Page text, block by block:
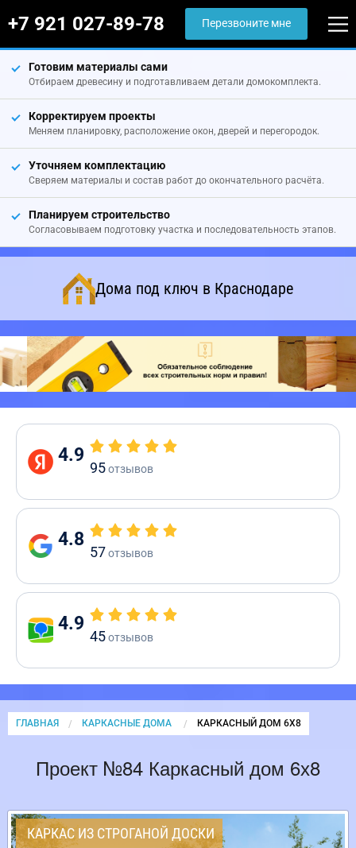
+7 921 027-89-78 Перезвоните мне
Готовим материалы сами
Отбираем древесину и подготавливаем детали домокомплекта.
Корректируем проекты
Меняем планировку, расположение окон, дверей и перегородок.
Уточняем комплектацию
Сверяем материалы и состав работ до окончательного расчёта.
Планируем строительство
Согласовываем подготовку участка и последовательность этапов.
Дома под ключ в Краснодаре
4.9
95отзывов
4.8
57отзывов
4.9
45отзывов
ГЛАВНАЯ КАРКАСНЫЕ ДОМА CURRENT:
КАРКАСНЫЙ ДОМ 6Х8
Проект №84 Каркасный дом 6х8
КАРКАС ИЗ СТРОГАНОЙ ДОСКИ